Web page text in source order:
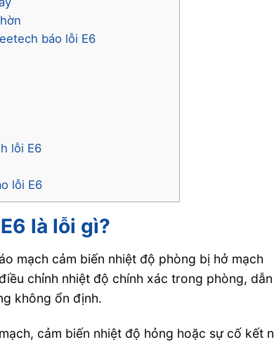
báo lỗi E6
lỗi E6
lỗi E6
là lỗi gì?
mạch cảm biến nhiệt độ phòng bị hở mạch
chỉnh nhiệt độ chính xác trong phòng, dẫn
không ổn định.
cảm biến nhiệt độ hỏng hoặc sự cố kết